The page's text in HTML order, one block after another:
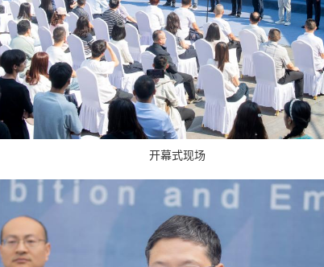
开幕式现场